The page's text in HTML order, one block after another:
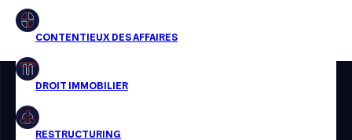
Droit immobilier
Restructuring
Aucun résultats pour cette recherche